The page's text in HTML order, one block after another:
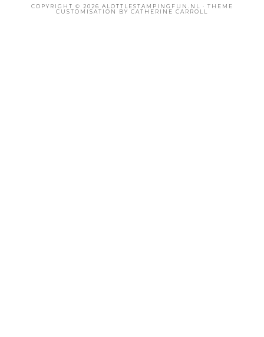
COPYRIGHT © 2026 ALOTTLESTAMPINGFUN.NL · THEME
CUSTOMISATION BY CATHERINE CARROLL